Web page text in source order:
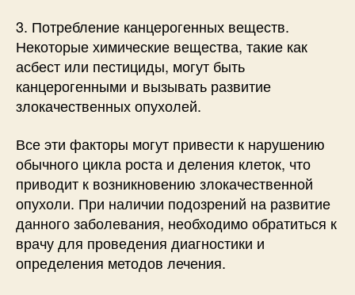
3. Потребление канцерогенных веществ.
Некоторые химические вещества, такие как
асбест или пестициды, могут быть
канцерогенными и вызывать развитие
злокачественных опухолей.
Все эти факторы могут привести к нарушению
обычного цикла роста и деления клеток, что
приводит к возникновению злокачественной
опухоли. При наличии подозрений на развитие
данного заболевания, необходимо обратиться к
врачу для проведения диагностики и
определения методов лечения.